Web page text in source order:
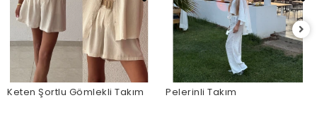
Keten Şortlu Gömlekli Takım Pelerinli Takım